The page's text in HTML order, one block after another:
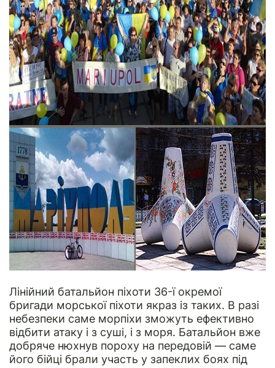
Лінійний батальйон піхоти 36-ї окремої
бригади морської піхоти якраз із таких. В разі
небезпеки саме морпіхи зможуть ефективно
відбити атаку і з суші, і з моря. Батальйон вже
добряче нюхнув пороху на передовій — саме
його бійці брали участь у запеклих боях під